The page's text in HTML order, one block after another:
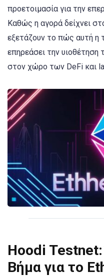
προετοιμασία για την
Καθώς η αγορά δείχνει
εξετάζουν το πώς αυτή η
επηρεάσει την υιοθέτηση
στον χώρο των DeFi και
Hoodi
Βήμα για το